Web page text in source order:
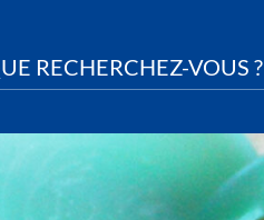
RECHERCHEZ-VOUS ?